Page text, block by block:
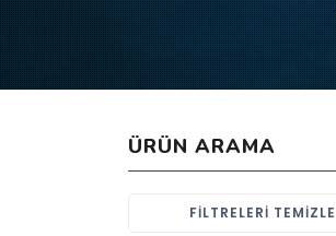
ÜRÜN ARAMA
FILTRELERI TEMIZLE